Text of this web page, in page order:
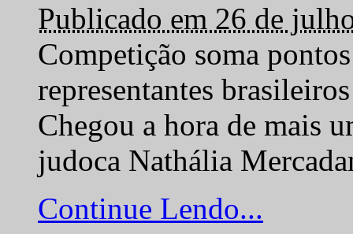
Publicado em 26 de
Competição soma
representantes
Chegou a hora de mais
judoca Nathália
Continue Lendo...